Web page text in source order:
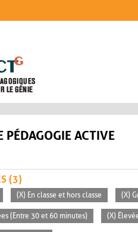
PÉDAGOGIE ACTIVE
(3)
(X) En classe et hors classe (X)
(Entre 30 et 60 minutes) (X)